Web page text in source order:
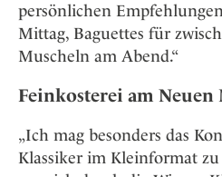
persönlichen
Mittag, Baguettes für
Muscheln am Abend.“
Feinkosterei am Neuen
„Ich mag besonders das
Klassiker im Kleinformat